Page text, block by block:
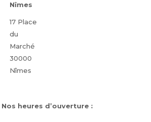
Nîmes
17 Place
du
Marché
30000
Nîmes
Nos heures d’ouverture :